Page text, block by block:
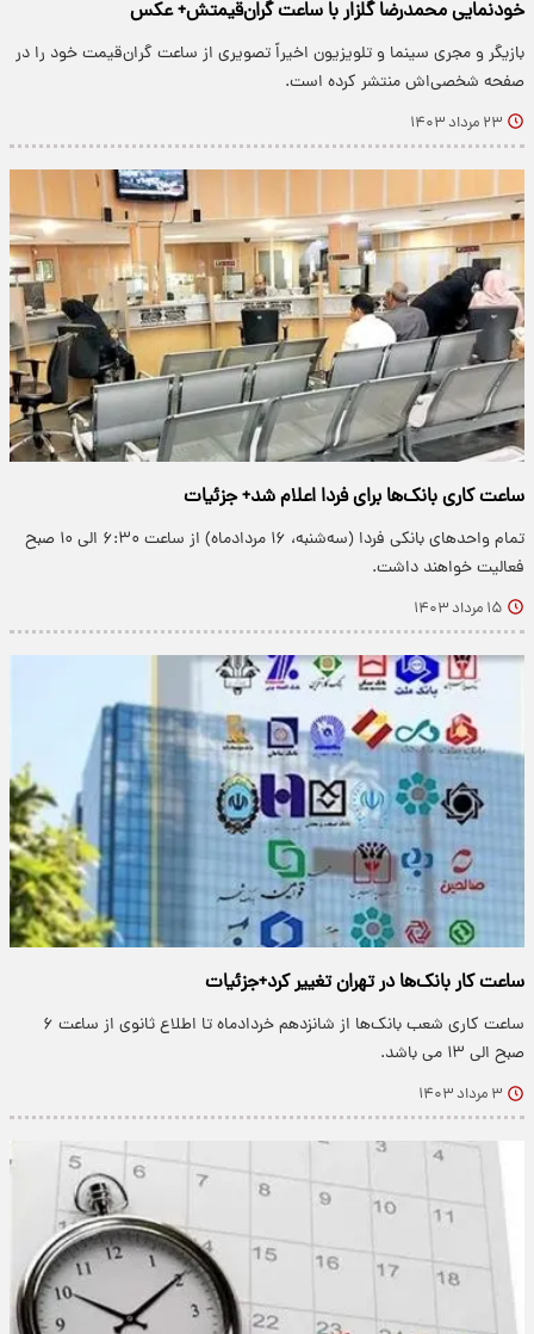
خودنمایی محمدرضا گلزار با ساعت گران‌قیمتش+ عکس
بازیگر و مجری سینما و تلویزیون اخیراً تصویری از ساعت گران‌قیمت خود را در
صفحه شخصی‌اش منتشر کرده است.
۲۳ مرداد ۱۴۰۳
ساعت کاری بانک‌ها برای فردا اعلام شد+ جزئیات
تمام واحدهای بانکی فردا (سه‌شنبه، ۱۶ مردادماه) از ساعت ۶:۳۰ الی ۱۰ صبح
فعالیت خواهند داشت.
۱۵ مرداد ۱۴۰۳
ساعت کار بانک‌ها در تهران تغییر کرد+جزئیات
ساعت کاری شعب بانک‌ها از شانزدهم خردادماه تا اطلاع ثانوی از ساعت ۶
صبح الی ۱۳ می باشد.
۳ مرداد ۱۴۰۳